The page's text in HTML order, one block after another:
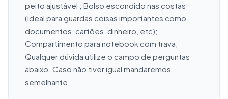
peito ajustável ; Bolso escondido nas costas
(ideal para guardas coisas importantes como
documentos, cartões, dinheiro, etc);
Compartimento para notebook com trava;
Qualquer dúvida utilize o campo de perguntas
abaixo. Caso não tiver igual mandaremos
semelhante